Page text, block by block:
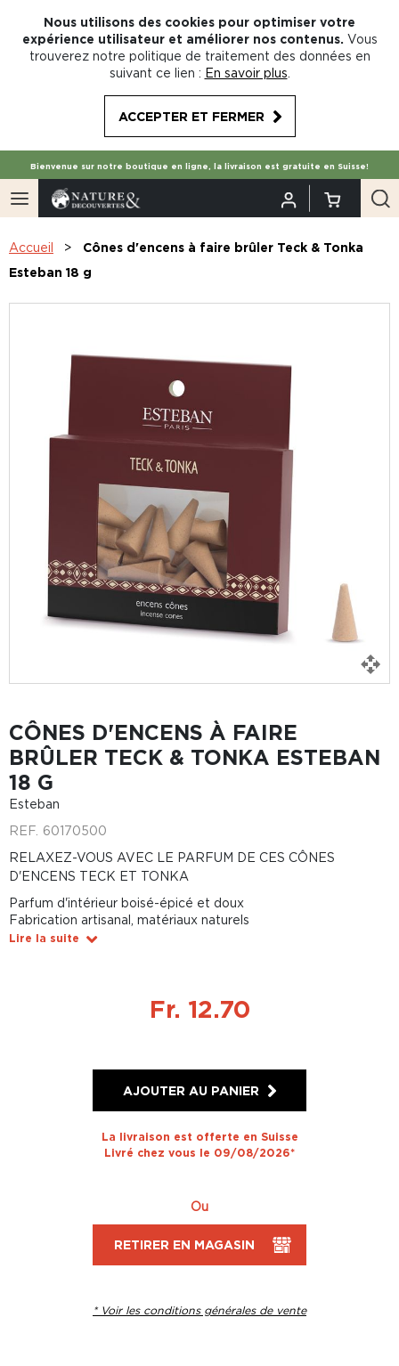
Nous utilisons des cookies pour optimiser votre
expérience utilisateur et améliorer nos contenus. Vous
trouverez notre politique de traitement des données en
suivant ce lien : En savoir plus
ACCEPTER ET FERMER
Bienvenue sur notre boutique en ligne, la livraison est gratuite en Suisse!
Accueil
Cônes d'encens à faire brûler Teck & Tonka
Esteban 18 g
CÔNES D'ENCENS À FAIRE
BRÛLER TECK & TONKA ESTEBAN
18 G
Esteban
REF. 60170500
RELAXEZ-VOUS AVEC LE PARFUM DE CES CÔNES
D'ENCENS TECK ET TONKA
Parfum d'intérieur boisé-épicé et doux
Fabrication artisanal, matériaux naturels
Lire la suite
Fr. 12.70
AJOUTER AU PANIER
La livraison est offerte en Suisse
Livré chez vous le 09/08/2026*
Ou
RETIRER EN MAGASIN
* Voir les conditions générales de vente